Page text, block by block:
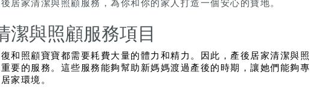
居家清潔與照顧服務，為你和你的家人打造一個安心的寶地。
潔與照顧服務項目
和照顧寶寶都需要耗費大量的體力和精力。因此，產後居家清潔與照
要的服務。這些服務能夠幫助新媽媽渡過產後的時期，讓她們能夠專
家環境。